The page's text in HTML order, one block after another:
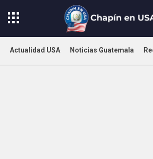
Actualidad USA Noticias Guatemala